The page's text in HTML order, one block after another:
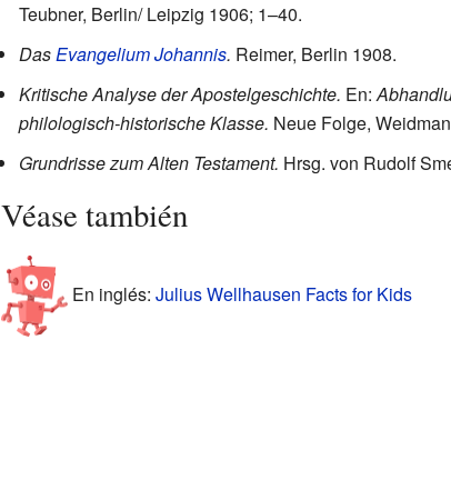
Teubner, Berlin/ Leipzig 1906; 1–40.
DasEvangelium Johannis. Reimer, Berlin 1908.
Kritische Analyse der Apostelgeschichte. En:
philologisch-historische Klasse. Neue Folge,
Grundrisse zum Alten Testament. Hrsg. von Rudolf
Véase también
En inglés: Julius Wellhausen Facts for Kids